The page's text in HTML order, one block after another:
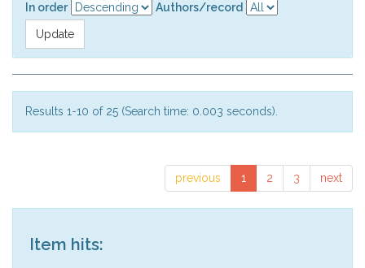
In order
Authors/record
Results 1-10 of 25 (Search time: 0.003 seconds).
previous 1 2 3 next
Item hits: